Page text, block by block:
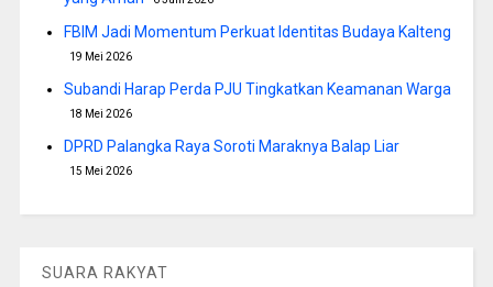
FBIM Jadi Momentum Perkuat Identitas Budaya Kalteng
19 Mei 2026
Subandi Harap Perda PJU Tingkatkan Keamanan Warga
18 Mei 2026
DPRD Palangka Raya Soroti Maraknya Balap Liar
15 Mei 2026
SUARA RAKYAT